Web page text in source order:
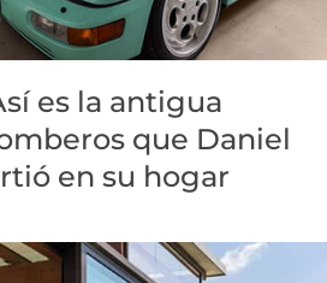
es la antigua
que Daniel
en su hogar